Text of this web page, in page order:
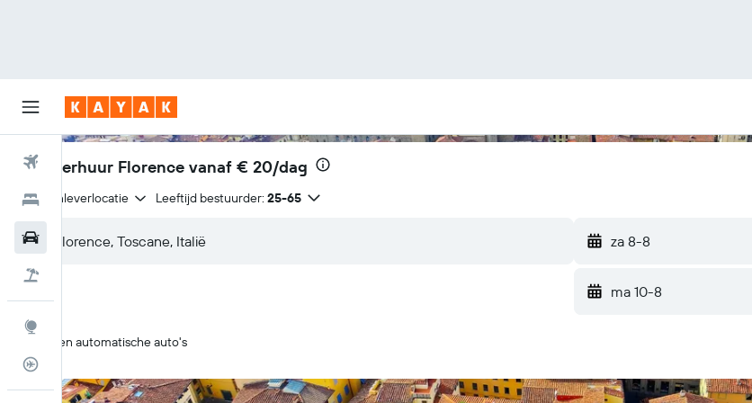
Vliegtickets
Hotels
Huurauto's
Autoverhuur Florence vanaf € 20/dag
Zelfde inleverlocatie Leeftijd bestuurder: 25-65
za 8-8
ma 10-8
Alleen automatische auto's